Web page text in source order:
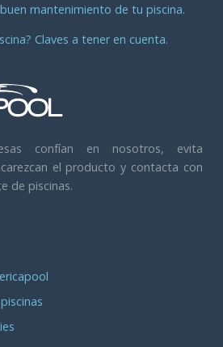
mantenimiento de tu piscina.
Claves a tener en cuenta.
confían en nosotros, evita
el producto y contacta con
de piscinas.